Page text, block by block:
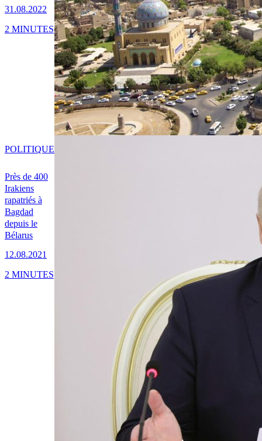
31.08.2022
2 MINUTES
Près de 400
Irakiens
rapatriés à
Bagdad
depuis le
Bélarus
12.08.2021
POLITIQUE
2 MINUTES